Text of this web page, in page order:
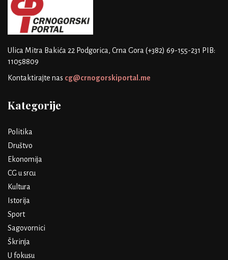
Ulica Mitra Bakića 22 Podgorica, Crna Gora (+382) 69-155-231 PIB:
11058809
Kontaktirajte nas cg@crnogorskiportal.me
Kategorije
Politika
Društvo
Ekonomija
CG u srcu
Kultura
Istorija
Sport
Sagovornici
Škrinja
U fokusu